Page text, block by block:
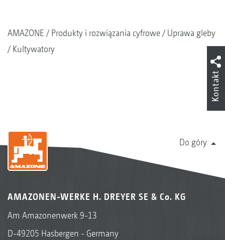
AMAZONE Produkty i rozwiązania cyfrowe
Uprawa gleby
Kultywatory
Do góry
AMAZONEN-WERKE H. DREYER SE & Co. KG
Am Amazonenwerk 9-13
D-49205 Hasbergen - Germany
Kontakt